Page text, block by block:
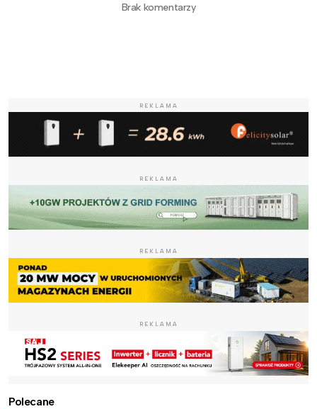
Brak komentarzy
REKLAMA
REKLAMA
REKLAMA
REKLAMA
Polecane